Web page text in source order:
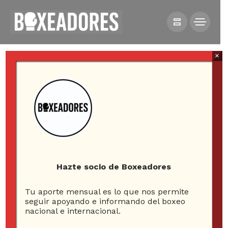
9
ARTICLES
Hazte socio de Boxeadores
Tu aporte mensual es lo que nos permite
seguir apoyando e informando del boxeo
nacional e internacional.
×